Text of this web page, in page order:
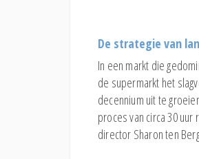
De strategie van
In een markt die
de supermarkt het
decennium uit te
proces van circa 30
director Sharon ten